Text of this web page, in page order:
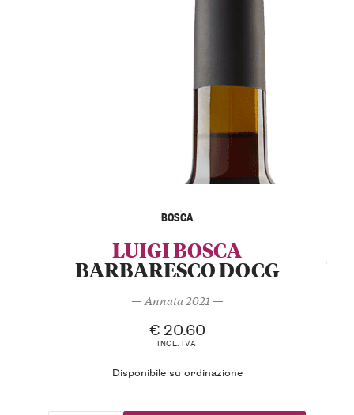
BOSCA
LUIGI BOSCA
BARBARESCO DOCG
— Annata 2021 —
€ 20.60
INCL. IVA
Disponibile su ordinazione